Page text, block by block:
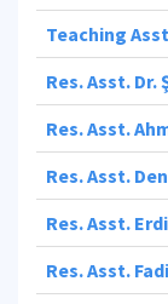
Teaching
Res. Asst. Dr.
Res. Asst.
Res. Asst.
Res. Asst.
Res. Asst.